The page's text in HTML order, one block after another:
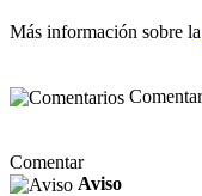
Más información sobre la
Comentar
Aviso